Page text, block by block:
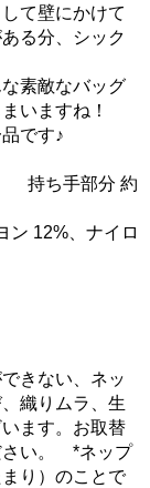
て壁にかけて
る分、シック
素敵なバッグ
まいますね！
品です♪
持ち手部分 約
ン 12%、ナイロ
きない、ネッ
織りムラ、生
ます。お取替
さい。 *ネップ
り）のことで